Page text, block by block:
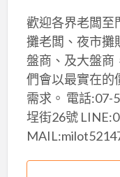
歡迎各界老闆至
攤老闆、夜市攤
盤商、及大盤商
們會以最實在的
需求。 電話:07-
埕街26號